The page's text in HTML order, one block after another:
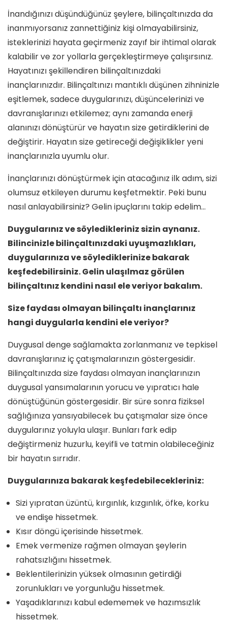
İnandığınızı düşündüğünüz şeylere, bilinçaltınızda da
inanmıyorsanız zannettiğiniz kişi olmayabilirsiniz,
isteklerinizi hayata geçirmeniz zayıf bir ihtimal olarak
kalabilir ve zor yollarla gerçekleştirmeye çalışırsınız.
Hayatınızı şekillendiren bilinçaltınızdaki
inançlarınızdır. Bilinçaltınızı mantıklı düşünen zihninizle
eşitlemek, sadece duygularınızı, düşüncelerinizi ve
davranışlarınızı etkilemez; aynı zamanda enerji
alanınızı dönüştürür ve hayatın size getirdiklerini de
değiştirir. Hayatın size getireceği değişiklikler yeni
inançlarınızla uyumlu olur.
İnançlarınızı dönüştürmek için atacağınız ilk adım, sizi
olumsuz etkileyen durumu keşfetmektir. Peki bunu
nasıl anlayabilirsiniz? Gelin ipuçlarını takip edelim…
Duygularınız ve söyledikleriniz sizin aynanız.
Bilincinizle bilinçaltınızdaki uyuşmazlıkları,
duygularınıza ve söylediklerinize bakarak
keşfedebilirsiniz. Gelin ulaşılmaz görülen
bilinçaltınız kendini nasıl ele veriyor bakalım.
Size faydası olmayan bilinçaltı inançlarınız
hangi duygularla kendini ele veriyor?
Duygusal denge sağlamakta zorlanmanız ve tepkisel
davranışlarınız iç çatışmalarınızın göstergesidir.
Bilinçaltınızda size faydası olmayan inançlarınızın
duygusal yansımalarının yorucu ve yıpratıcı hale
dönüştüğünün göstergesidir. Bir süre sonra fiziksel
sağlığınıza yansıyabilecek bu çatışmalar size önce
duygularınız yoluyla ulaşır. Bunları fark edip
değiştirmeniz huzurlu, keyifli ve tatmin olabileceğiniz
bir hayatın sırrıdır.
Duygularınıza bakarak keşfedebilecekleriniz:
Sizi yıpratan üzüntü, kırgınlık, kızgınlık, öfke, korku
ve endişe hissetmek.
Kısır döngü içerisinde hissetmek.
Emek vermenize rağmen olmayan şeylerin
rahatsızlığını hissetmek.
Beklentilerinizin yüksek olmasının getirdiği
zorunlukları ve yorgunluğu hissetmek.
Yaşadıklarınızı kabul edememek ve hazımsızlık
hissetmek.